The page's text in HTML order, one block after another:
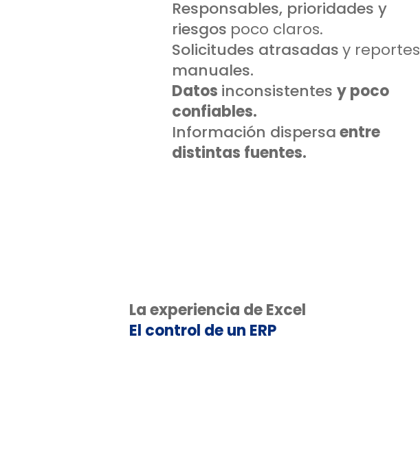
Responsables, prioridades y
riesgos poco claros.
Solicitudes atrasadasy reportes
manuales.
Datos inconsistentes y poco
confiables.
Información dispersaentre
distintas fuentes.
La experiencia de Excel
El control de un ERP